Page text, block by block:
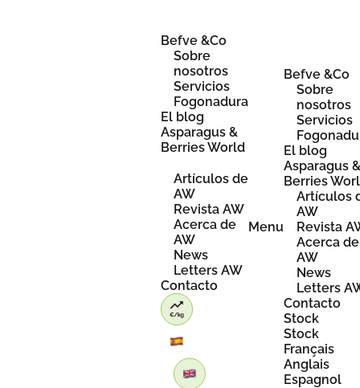
Befve &Co
Sobre
nosotros
Servicios
Fogonadura
El blog
Asparagus &
Berries World
Artículos de
AW
Revista AW
Acerca de
AW
News
Letters AW
Contacto
Menu
Befve &Co
Sobre
nosotros
Servicios
El blog
Asparagus
Berries
Artículos
AW
Revista
Acerca de
AW
News
Letters
Contacto
Stock
Stock
Français
Anglais
Espagnol